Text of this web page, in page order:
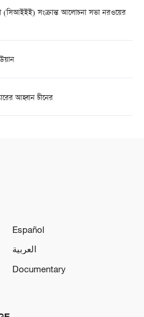
(সিআইইই) সংক্রান্ত আলোচনা সভা নরওয়ের
আহ্বান চীনের
Español
العربية
Documentary